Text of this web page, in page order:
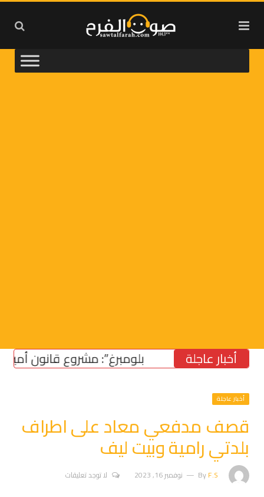
أخبار عاجلة “بلومبرغ”: مشروع قانون أميركي
أخبار عاجلة
قصف مدفعي معاد على اطراف
بلدتي رامية وبيت ليف
ByF.S نوفمبر 16, 2023 لا توجد تعليقات